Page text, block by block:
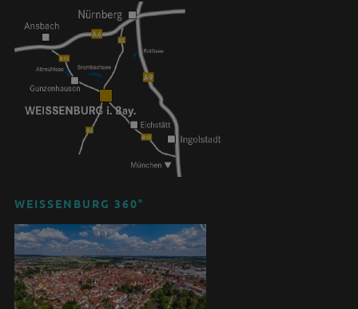
WEISSENBURG 360°